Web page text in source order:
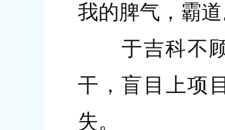
我的脾气，霸
于吉科不顾
干，盲目上项
失。